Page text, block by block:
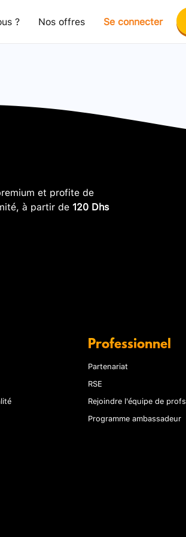
? Nos offres Se connecter
et profite de
à partir de 120 Dhs
Professionnel
Partenariat
RSE
Rejoindre l'équipe de profs
Programme ambassadeur